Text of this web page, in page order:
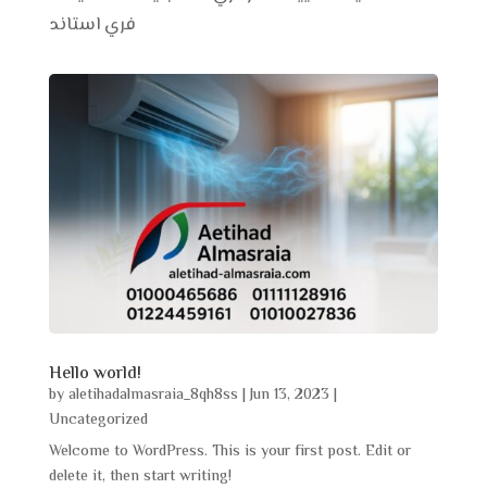
فري استاند
Hello world!
byaletihadalmasraia_8qh8ss |Jun 13, 2023 |
Uncategorized
Welcome to WordPress. This is your first post. Edit or
delete it, then start writing!